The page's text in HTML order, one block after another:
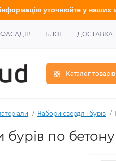
БЛОГ ДОСТАВКА
Каталог товарів
Набори свердл і бурів
бурів по бетону